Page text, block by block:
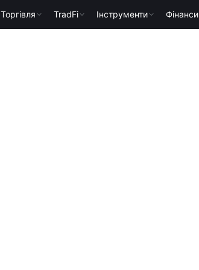
Торгівля TradFi Інструменти Фінанси